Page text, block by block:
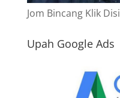
Jom Bincang Klik
Upah Google Ads